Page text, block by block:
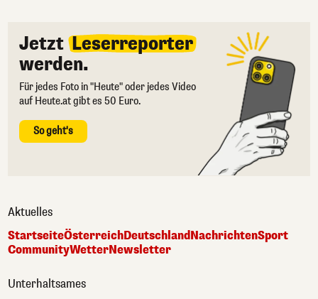
Jetzt Leserreporter
werden.
Für jedes Foto in "Heute" oder jedes Video
auf Heute.at gibt es 50 Euro.
So geht's
Aktuelles
StartseiteÖsterreichDeutschlandNachrichtenSport
CommunityWetterNewsletter
Unterhaltsames